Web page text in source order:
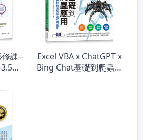
課--
、
Excel VBA x ChatGPT x
Bing Chat基礎到爬蟲應